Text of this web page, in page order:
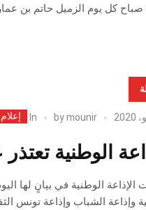
صباح كل يوم الزميل حاتم بن
bymounir
In إعلام
الوطنية
وإذاعة الشباب وإذاعة تونس